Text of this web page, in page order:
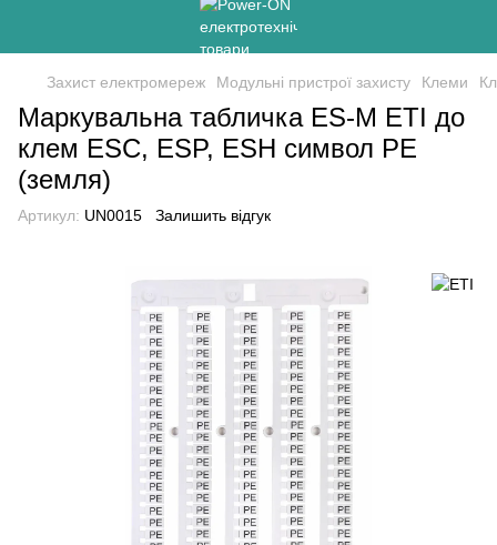
Захист електромереж Модульні пристрої захисту Клеми
Маркувальна табличка ES-M ETI до
клем ESC, ESP, ESH символ PE
(земля)
Артикул: UN0015 Залишить відгук